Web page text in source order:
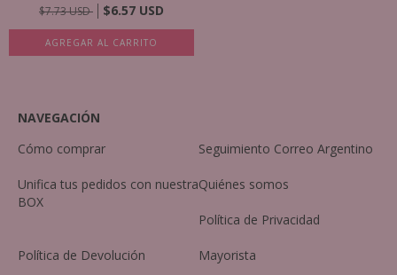
$7.73 USD
$6.57 USD
AGREGAR AL CARRITO
NAVEGACIÓN
Cómo comprar
Seguimiento Correo Argentino
Unifica tus pedidos con nuestra
BOX
Quiénes somos
Política de Privacidad
Política de Devolución Mayorista